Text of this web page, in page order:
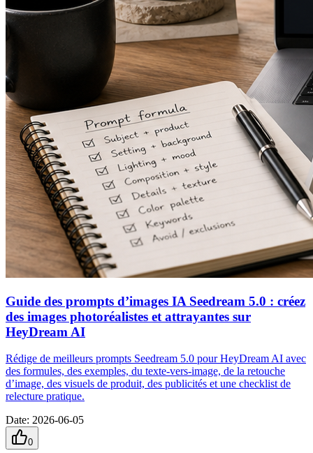
Guide des prompts d’images IA Seedream 5.0 : créez
des images photoréalistes et attrayantes sur
HeyDream AI
Rédige de meilleurs prompts Seedream 5.0 pour HeyDream AI avec
des formules, des exemples, du texte-vers-image, de la retouche
d’image, des visuels de produit, des publicités et une checklist de
relecture pratique.
Date: 2026-06-05
0